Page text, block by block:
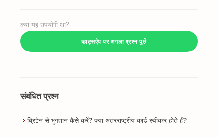
क्या यह उपयोगी था?
व्हाट्सऐप पर अगला प्रश्न पूछें
संबंधित प्रश्न
ब्रिटेन से भुगतान कैसे करें? क्या अंतरराष्ट्रीय कार्ड स्वीकार होते हैं?